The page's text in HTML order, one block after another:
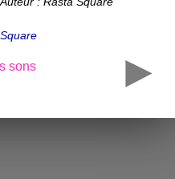
sons